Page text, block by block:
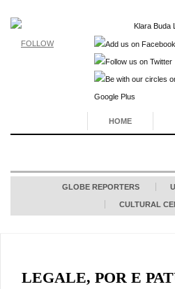
FOLLOW
HOME
GLOBE REPORTERS
CULTURAL
LEGALE, POR E